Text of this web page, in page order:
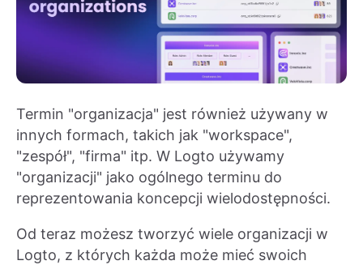
Termin "organizacja" jest również używany w
innych formach, takich jak "workspace",
"zespół", "firma" itp. W Logto używamy
"organizacji" jako ogólnego terminu do
reprezentowania koncepcji wielodostępności.
Od teraz możesz tworzyć wiele organizacji w
Logto, z których każda może mieć swoich